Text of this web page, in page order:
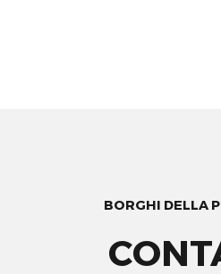
BORGHI DELLA